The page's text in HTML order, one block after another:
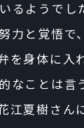
るようでし
力と覚悟で
を身体に入
なことは言
江夏樹さん